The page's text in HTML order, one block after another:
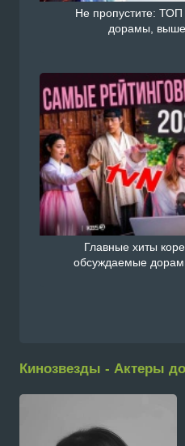
Не пропустите:
дорамы,
Главные хиты
обсуждаемые
Кинозвезды - Актеры